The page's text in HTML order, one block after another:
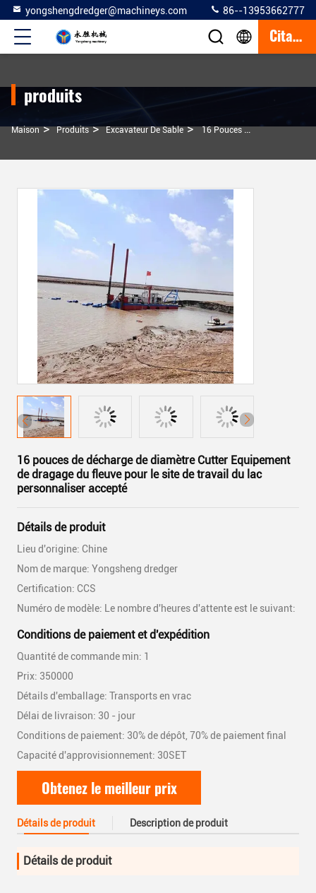
yongshengdredger@machineys.com 86--13953662777
Citation
produits
Maison > Produits > Excavateur De Sable > 16 Pouces De Décharge De Diamètre Cutter Equipement De Dragage Du Fleuve Pour Le Site De Travail Du Lac Personnaliser Accepté
16 pouces de décharge de diamètre Cutter Equipement
de dragage du fleuve pour le site de travail du lac
personnaliser accepté
Détails de produit
Lieu d'origine: Chine
Nom de marque: Yongsheng dredger
Certification: CCS
Numéro de modèle: Le nombre d'heures d'attente est le suivant:
Conditions de paiement et d'expédition
Quantité de commande min: 1
Prix: 350000
Détails d'emballage: Transports en vrac
Délai de livraison: 30 - jour
Conditions de paiement: 30% de dépôt, 70% de paiement final
Capacité d'approvisionnement: 30SET
Obtenez le meilleur prix
Détails de produit Description de produit
Détails de produit